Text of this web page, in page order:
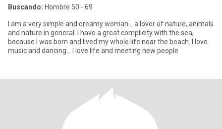
Buscando: Hombre 50 - 69
I am a very simple and dreamy woman... a lover of nature, animals
and nature in general. I have a great complicity with the sea,
because I was born and lived my whole life near the beach. I love
music and dancing... I love life and meeting new people